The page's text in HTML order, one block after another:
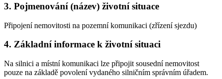
3. Pojmenování (název) životní situace
Připojení nemovitosti na pozemní komunikaci (zřízení sjezdu)
4. Základní informace k životní situaci
Na silnici a místní komunikaci lze připojit sousední nemovitost
pouze na základě povolení vydaného silničním správním úřadem.